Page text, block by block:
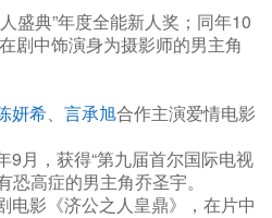
盛典”年度全能新人奖；同年10
剧中饰演身为摄影师的男主角
妍希、 言承旭合作主演爱情电影
月，获得“第九届首尔国际电视
高症的男主角乔圣宇。
电影《济公之人皇鼎》，在片中